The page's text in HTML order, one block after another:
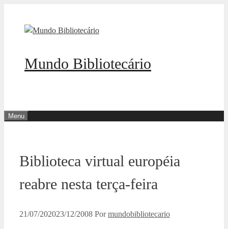
Mundo Bibliotecário
Menu
Biblioteca virtual européia
reabre nesta terça-feira
21/07/202023/12/2008 Pormundobibliotecario